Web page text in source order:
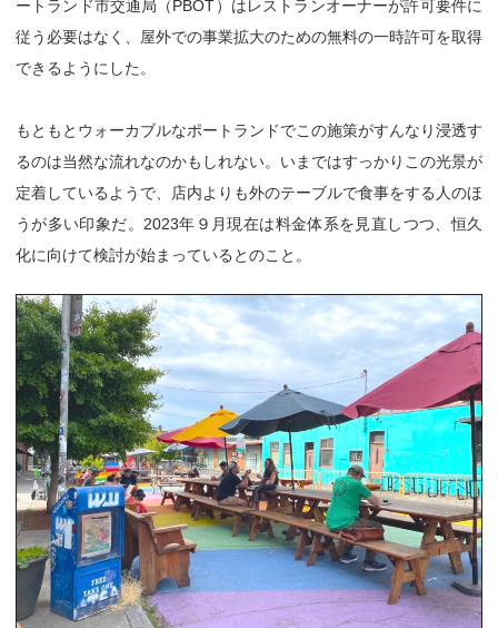
ートランド市交通局（PBOT）はレストランオーナーが許可要件に
従う必要はなく、屋外での事業拡大のための無料の一時許可を取得
できるようにした。
もともとウォーカブルなポートランドでこの施策がすんなり浸透す
るのは当然な流れなのかもしれない。いまではすっかりこの光景が
定着しているようで、店内よりも外のテーブルで食事をする人のほ
うが多い印象だ。2023年９月現在は料金体系を見直しつつ、恒久
化に向けて検討が始まっているとのこと。